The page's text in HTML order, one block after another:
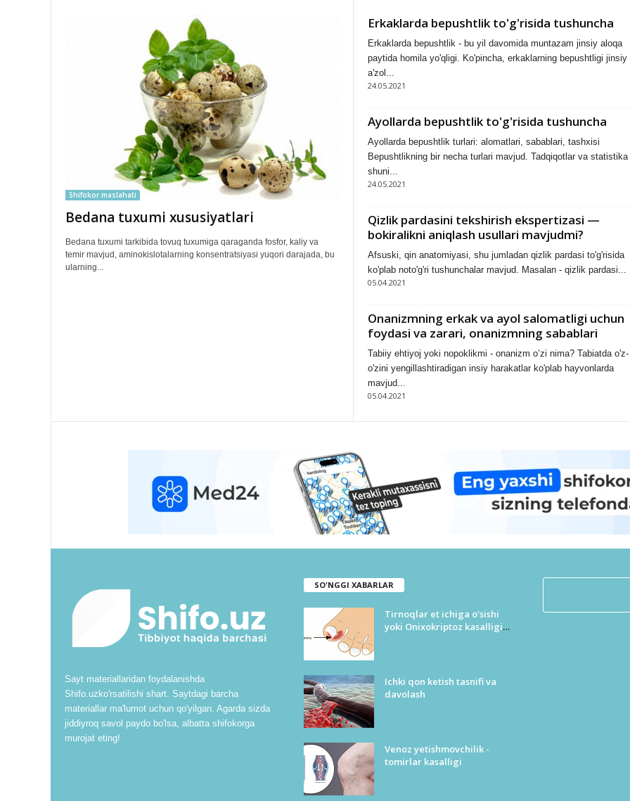
Shifokor maslahati
Bedana tuxumi xususiyatlari
Bedana tuxumi tarkibida tovuq tuxumiga qaraganda fosfor, kaliy va
temir mavjud, aminokislotalarning konsentratsiyasi yuqori darajada, bu
ularning...
Erkaklarda bepushtlik to'g'risida tushuncha
Erkaklarda bepushtlik - bu yil davomida muntazam jinsiy aloqa
paytida homila yo'qligi. Ko'pincha, erkaklarning bepushtligi jinsiy
a'zol...
24.05.2021
Ayollarda bepushtlik to'g'risida tushuncha
Ayollarda bepushtlik turlari: alomatlari, sabablari, tashxisi
Bepushtlikning bir necha turlari mavjud. Tadqiqotlar va statistika
shuni...
24.05.2021
Qizlik pardasini tekshirish ekspertizasi —
bokiralikni aniqlash usullari mavjudmi?
Afsuski, qin anatomiyasi, shu jumladan qizlik pardasi to'g'risida
ko'plab noto'g'ri tushunchalar mavjud. Masalan - qizlik pardasi...
05.04.2021
Onanizmning erkak va ayol salomatligi uchun
foydasi va zarari, onanizmning sabablari
Tabiiy ehtiyoj yoki nopoklikmi - onanizm o’zi nima? Tabiatda o'z-
o'zini yengillashtiradigan insiy harakatlar ko'plab hayvonlarda
mavjud...
05.04.2021
Sayt materiallaridan foydalanishda
Shifo.uzko'rsatilishi shart. Saytdagi barcha
materiallar ma'lumot uchun qo'yilgan. Agarda sizda
jiddiyroq savol paydo bo'lsa, albatta shifokorga
murojat eting!
SO'NGGI XABARLAR
Tirnoqlar et ichiga o'sishi
yoki Onixokriptoz kasalligi
Ichki qon ketish tasnifi va
davolash
Venoz yetishmovchilik -
tomirlar kasalligi